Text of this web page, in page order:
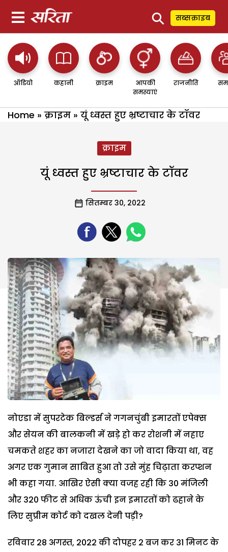
⚲ सब्सक्राइब
ऑडियो कहानी क्राइम
आपकी
समस्याएं
राजनीति
Home » क्राइम » यूं ध्वस्त हुए भ्रष्टाचार के टॉवर
क्राइम
यूं ध्वस्त हुए भ्रष्टाचार के टॉवर
सितम्बर 30, 2022
नोएडा में सुपरटेक बिल्डर्स ने गगनचुंबी इमारतों एपेक्स
और सेयन की बालकनी में खड़े हो कर रोशनी में नहाए
चमकते शहर का नजारा देखने का जो वादा किया था, वह
अगर एक गुमान साबित हुआ तो उसे मुंह चिढ़ाता करप्शन
भी कहा गया. आखिर ऐसी क्या वजह रही कि 30 मंजिली
और 320 फीट से अधिक ऊंची इन इमारतों को ढहाने के
लिए सुप्रीम कोर्ट को दखल देनी पड़ी?
रविवार 28 अगस्त, 2022 की दोपहर 2 बज कर 31 मिनट के